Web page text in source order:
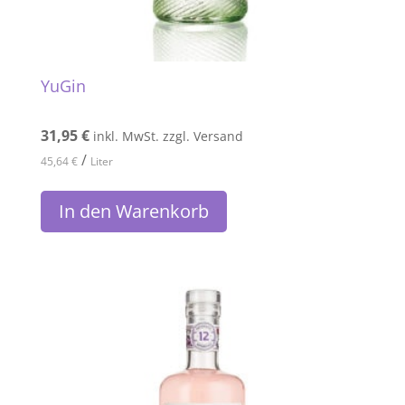
YuGin
31,95€ inkl. MwSt. zzgl. Versand
45,64€/ Liter
In den Warenkorb